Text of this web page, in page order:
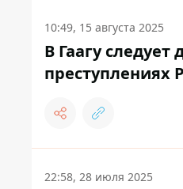
10:49, 15 августа 2025
В Гаагу
преступлениях
22:58, 28 июля 2025